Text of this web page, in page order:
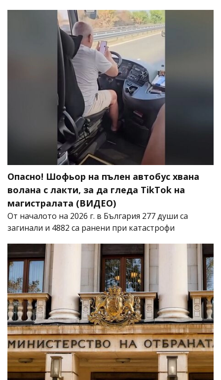
Опасно! Шофьор на пълен автобус хвана
волана с лакти, за да гледа TikTok на
магистралата (ВИДЕО)
От началото на 2026 г. в България 277 души са
загинали и 4882 са ранени при катастрофи